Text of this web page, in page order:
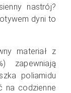
nastrój?
dyni to
materiał z
zapewniają
poliamidu
na codzienne